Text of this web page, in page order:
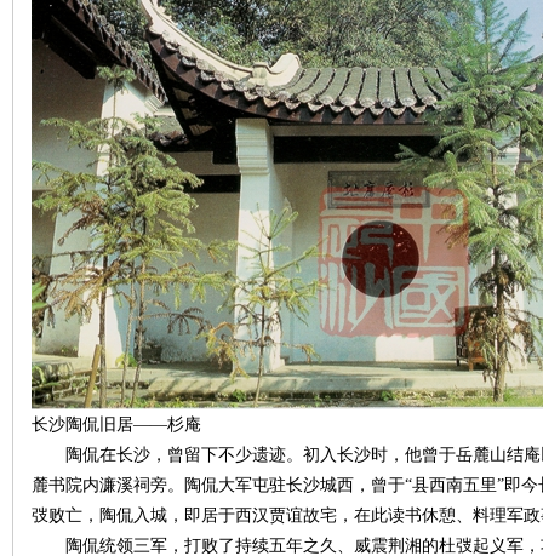
长沙陶侃旧居——杉庵
陶侃在长沙，曾留下不少遗迹。初入长沙时，他曾于岳麓山结庵
麓书院内濂溪祠旁。陶侃大军屯驻长沙城西，曾于“县西南五里”即
弢败亡，陶侃入城，即居于西汉贾谊故宅，在此读书休憩、料理军
陶侃统领三军，打败了持续五年之久、威震荆湘的杜弢起义军，